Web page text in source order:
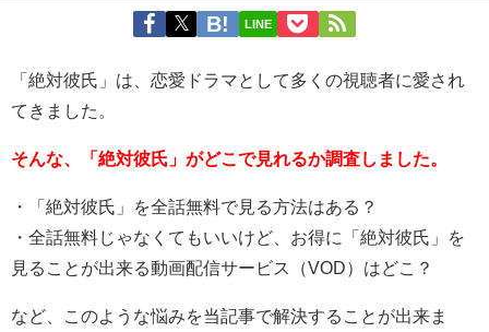
LINE
「絶対彼氏」は、恋愛ドラマとして多くの視聴者に愛され
てきました。
そんな、「絶対彼氏」がどこで見れるか調査しました。
・「絶対彼氏」を全話無料で見る方法はある？
・全話無料じゃなくてもいいけど、お得に「絶対彼氏」を
見ることが出来る動画配信サービス（VOD）はどこ？
など、このような悩みを当記事で解決することが出来ま